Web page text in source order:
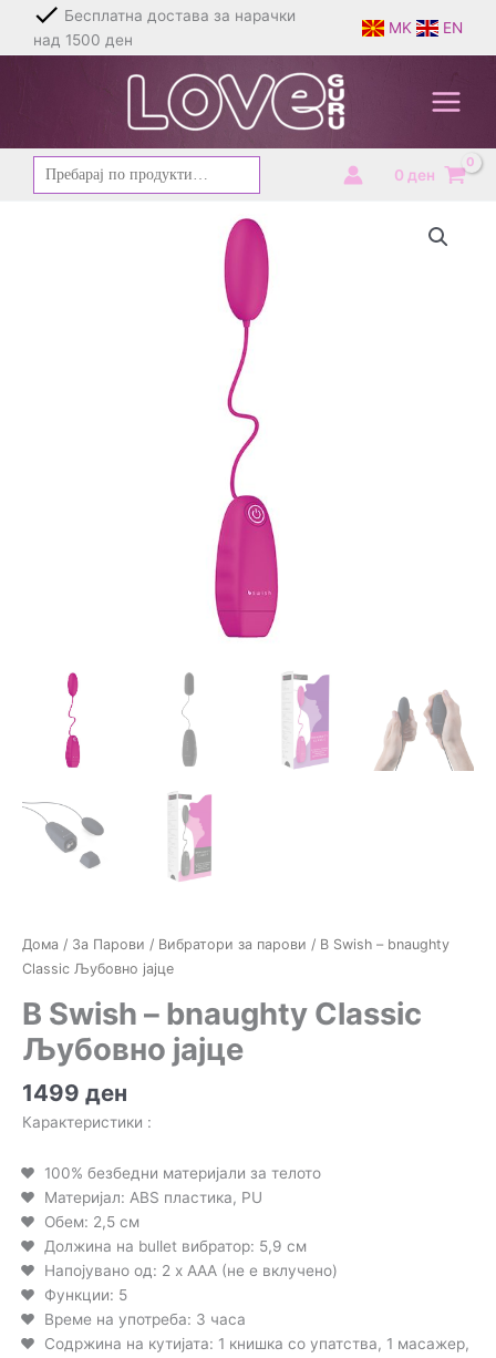
content
Бесплатна достава за нарачки
над 1500 ден
MK EN
Барај
за:
0 ден
Дома / За Парови / Вибратори за парови / B Swish – bnaughty
Classic Љубовно јајце
B Swish – bnaughty Classic
Љубовно јајце
1499 ден
Карактеристики :
100% безбедни материјали за телото
Материјал: ABS пластика, PU
Обем: 2,5 см
Должина на bullet вибратор: 5,9 см
Напојувано од: 2 x AAA (не е вклучено)
Функции: 5
Време на употреба: 3 часа
Содржина на кутијата: 1 книшка со упатства, 1 масажер,